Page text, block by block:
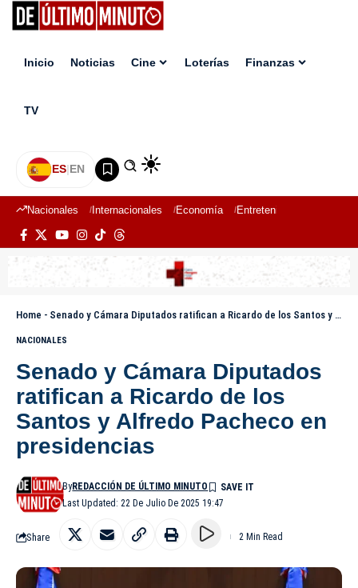
Inicio Noticias Cine Loterías Finanzas
TV
ES|EN
Nacionales Internacionales Economía Entretenimiento
Home - Senado y Cámara Diputados ratifican a Ricardo de los Santos y Alfredo Pacheco en presidencias
NACIONALES
Senado y Cámara Diputados
ratifican a Ricardo de los
Santos y Alfredo Pacheco en
presidencias
Last Updated: 22 De Julio De 2025 19:47
ByREDACCIÓN DE ÚLTIMO MINUTO
Share 2 Min Read